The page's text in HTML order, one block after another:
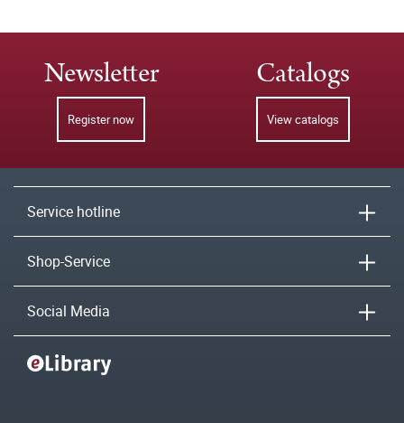
Newsletter
Register now
Catalogs
View catalogs
Service hotline
Shop-Service
Social Media